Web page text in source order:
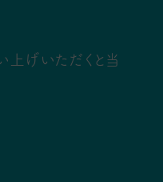
げいただくと当